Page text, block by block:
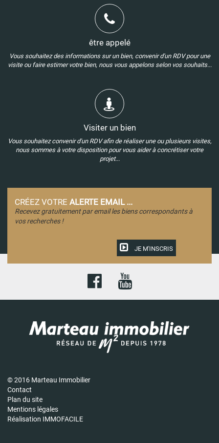
être appelé
Vous souhaitez des informations sur un bien, convenir d'un RDV pour une
visite ou faire estimer votre bien, nous vous appelons selon vos souhaits...
Visiter un bien
Vous souhaitez convenir d'un RDV afin de réaliser une ou plusieurs visites,
nous sommes à votre disposition pour vous aider à concrétiser votre
projet...
CRÉEZ VOTRE ALERTE EMAIL ...
Recevez gratuitement par email les biens correspondants à
vos recherches !
JE M'INSCRIS
© 2016 Marteau Immobilier
Contact
Plan du site
Mentions légales
Réalisation IMMOFACILE